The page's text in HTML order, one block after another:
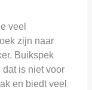
veel
zijn naar
Buikspek
is niet voor
en biedt veel